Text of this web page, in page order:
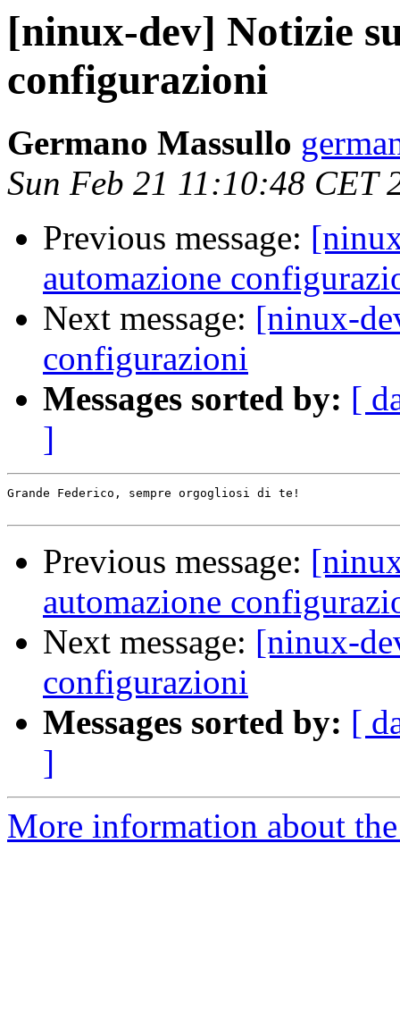
[ninux-dev] Notizie
configurazioni
Germano Massullo
Sun Feb 21 11:10:48 CET
Previous message:
automazione
Next message: [ninux-
configurazioni
Messages sorted by: [
]
Grande Federico, sempre orgogliosi di te!
Previous message:
automazione
Next message: [ninux-
configurazioni
Messages sorted by: [
]
More information about